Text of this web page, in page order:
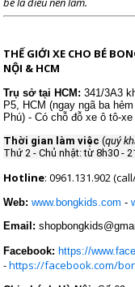
Thanh toán
THẾ GIỚI XE CHO BÉ
NỘI & HCM
Trụ sở tại HCM:341/3A3
P5, HCM (ngay ngã ba
Phú) - Có chỗ đỗ xe ô tô-
Thời gian làm việc (quý
Thứ 2 - Chủ nhật: từ 8h30 -
Hotline: 0961.131.902
Web: www.bongkids.com -
Email:
Facebook: https://
-https://facebook.com/